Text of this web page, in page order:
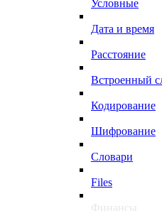
Условные
Дата и время
Расстояние
Встроенный
Кодирование
Шифрование
Словари
Files
Финансы